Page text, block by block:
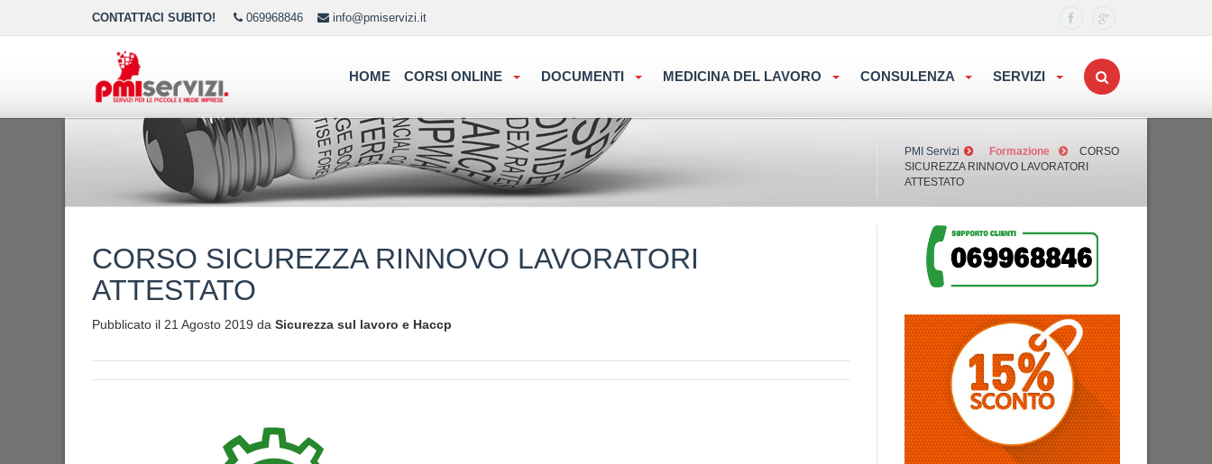
CONTATTACI SUBITO! 069968846 info@pmiservizi.it
HOME CORSI ONLINE DOCUMENTI MEDICINA DEL LAVORO CONSULENZA SERVIZI
PMI Servizi Formazione
CORSO
SICUREZZA RINNOVO LAVORATORI
ATTESTATO
CORSO SICUREZZA RINNOVO LAVORATORI
ATTESTATO
Pubblicato il 21 Agosto 2019 da Sicurezza sul lavoro e Haccp